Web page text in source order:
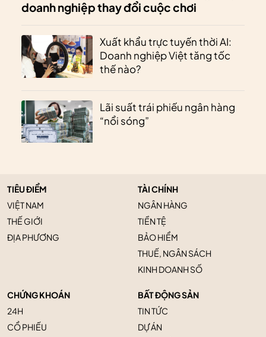
doanh nghiệp thay đổi cuộc chơi
Xuất khẩu trực tuyến thời AI:
Doanh nghiệp Việt tăng tốc
thế nào?
Lãi suất trái phiếu ngân hàng
“nổi sóng”
TIÊU ĐIỂM
VIỆT NAM
THẾ GIỚI
ĐỊA PHƯƠNG
TÀI CHÍNH
NGÂN HÀNG
TIỀN TỆ
BẢO HIỂM
THUẾ, NGÂN SÁCH
KINH DOANH SỐ
CHỨNG KHOÁN
24H
CỔ PHIẾU
BẤT ĐỘNG SẢN
TIN TỨC
DỰ ÁN